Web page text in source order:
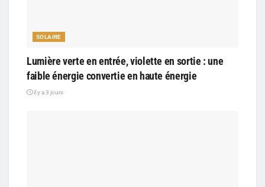
SOLAIRE
Lumière verte en entrée, violette en sortie : une
faible énergie convertie en haute énergie
il y a 3 jours